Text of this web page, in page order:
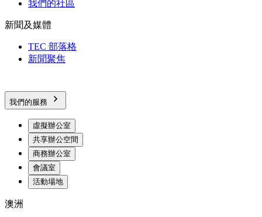
我們的社區
新聞及媒體
TEC 部落格
新聞聚焦
我們的服務
虛擬辦公室
共享辦公空間
商務辦公室
會議室
活動場地
澳洲